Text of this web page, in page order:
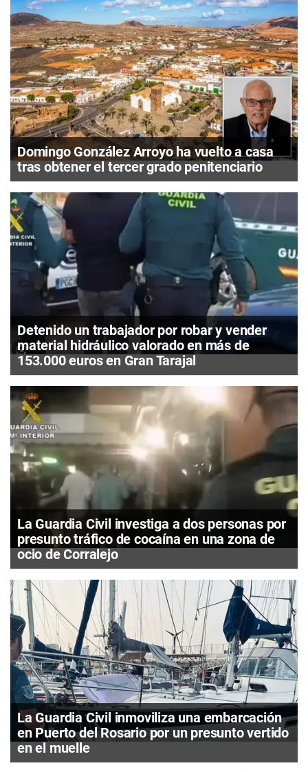
Domingo González Arroyo ha vuelto a casa
tras obtener el tercer grado penitenciario
Detenido un trabajador por robar y vender
material hidráulico valorado en más de
153.000 euros en Gran Tarajal
La Guardia Civil investiga a dos personas por
presunto tráfico de cocaína en una zona de
ocio de Corralejo
La Guardia Civil inmoviliza una embarcación
en Puerto del Rosario por un presunto vertido
en el muelle